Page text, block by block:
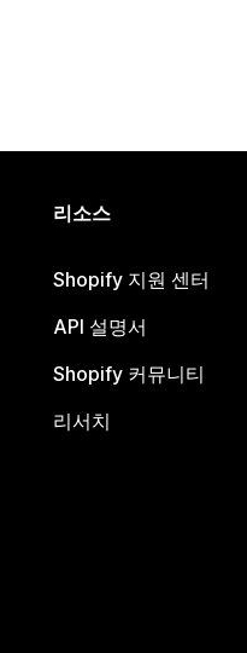
리소스
Shopify 지원 센터
API 설명서
Shopify 커뮤니티
리서치